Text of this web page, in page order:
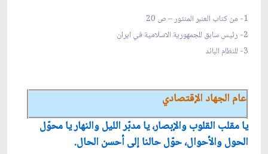
1- من كتاب العنبر المنثور – ص 20
2- رئيس سابق للجمهورية الاسلامية في ايران
3- للنظام البائد
عام الجهاد الإقتصادي
يا مقلب القلوب والإبصار، يا مدبّر الليل والنهار يا محوّل
الحول والأحوال، حوّل حالنا إلى أحسن الحال.